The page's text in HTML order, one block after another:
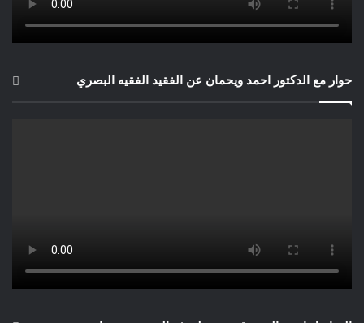
حوار مع الدكتور احمد ويحمان عن الفقيد الفقيه البصري